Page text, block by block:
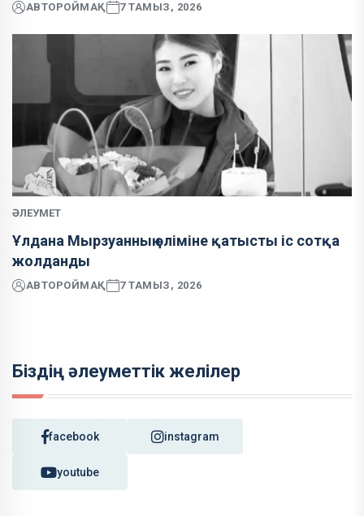
АВТОРОЙМАҚ 7 ТАМЫЗ, 2026
ӘЛЕУМЕТ
Ұлдана Мырзуанның өліміне қатысты іс сотқа
жолданды
АВТОРОЙМАҚ 7 ТАМЫЗ, 2026
Біздің әлеуметтік желілер
facebook instagram
youtube